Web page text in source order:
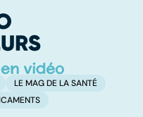
LE MAG DE LA SANTÉ